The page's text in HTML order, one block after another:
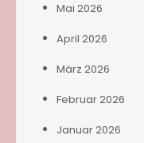
Mai 2026
April 2026
März 2026
Februar 2026
Januar 2026